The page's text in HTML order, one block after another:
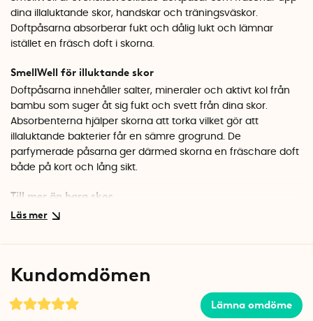
dina illaluktande skor, handskar och träningsväskor.
Doftpåsarna absorberar fukt och dålig lukt och lämnar
istället en fräsch doft i skorna.
SmellWell för illuktande skor
Doftpåsarna innehåller salter, mineraler och aktivt kol från
bambu som suger åt sig fukt och svett från dina skor.
Absorbenterna hjälper skorna att torka vilket gör att
illaluktande bakterier får en sämre grogrund. De
parfymerade påsarna ger därmed skorna en fräschare doft
både på kort och lång sikt.
Till mer än bara skor
Du kan använda doftpåsarna i alla möjliga typer av plagg.
av att lägga påsarna i plagget över natten då regelbunden
fuktabsorbering ser till att plagget hålls fräschare längre.
Kundomdömen
Lämna omdöme